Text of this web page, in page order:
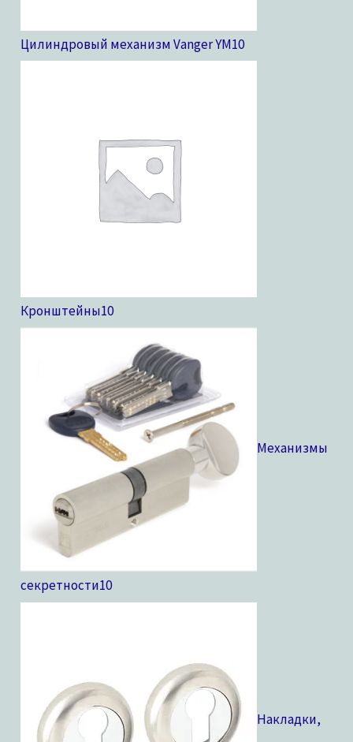
Цилиндровый механизм Vanger YM10
Кронштейны10
Механизмы
секретности10
Накладки,